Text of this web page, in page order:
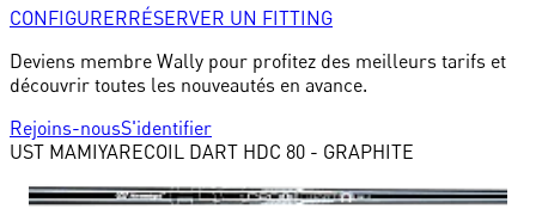
CONFIGURERRÉSERVER UN FITTING
Deviens membre Wally pour profitez des meilleurs tarifs et
découvrir toutes les nouveautés en avance.
Rejoins-nousS'identifier
UST MAMIYARECOIL DART HDC 80 - GRAPHITE